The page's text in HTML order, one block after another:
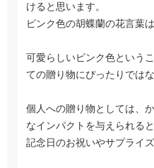
けると思います。
ピンク色の胡蝶蘭の花言葉
可愛らしいピンク色という
ての贈り物にぴったりでは
個人への贈り物としては、
なインパクトを与えられると
記念日のお祝いやサプライ